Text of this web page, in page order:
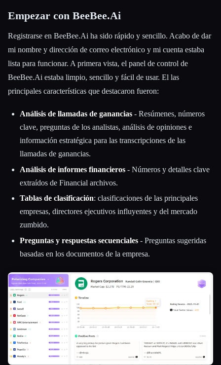
Esc
Empezar con BeeBee.Ai
Registrarse en BeeBee.Ai ha sido rápido y sencillo. Acabo de dar
mi nombre y dirección de correo electrónico y mi cuenta estaba
lista para funcionar. A primera vista, el panel de control de
BeeBee.Ai estaba limpio, sencillo y fácil de usar. El las
principales características que destacaron fueron:
Análisis de llamadas de ganancias - Resúmenes, números
clave, preguntas de los analistas, análisis de opiniones e
información estratégica para las transcripciones de las
llamadas de ganancias.
Análisis de informes financieros - Números y detalles clave
extraídos de Financial archivos.
Tablas de clasificación: clasificaciones de las principales
empresas, directores ejecutivos influyentes y del mercado
zumbido.
Preguntas y respuestas secuenciales - Preguntas sugeridas
basadas en los documentos de la empresa.